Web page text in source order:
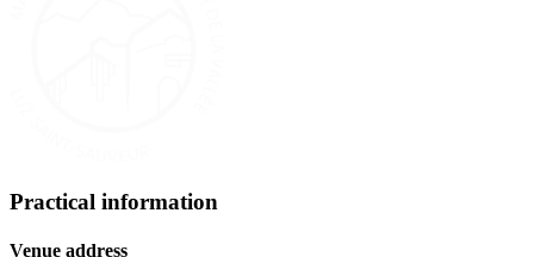
Practical information
Venue address